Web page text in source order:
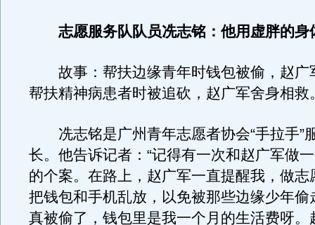
志愿服务队队员冼志铭：他用虚胖的身
故事：帮扶边缘青年时钱包被偷，赵广
帮扶精神病患者时被追砍，赵广军舍身相救
冼志铭是广州青年志愿者协会“手拉手”
长。他告诉记者：“记得有一次和赵广军做
的个案。在路上，赵广军一直提醒我，做志
把钱包和手机乱放，以免被那些边缘少年偷
真被偷了，钱包里是我一个月的生活费呀。